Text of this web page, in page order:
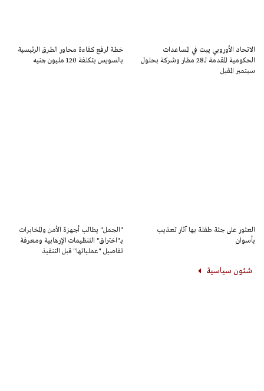
الاتحاد الأوروبي يبت في المساعدات
الحكومية المقدمة لــ28 مطار وشركة بحلول
سبتمبر المقبل
خطة لرفع كفاءة محاور الطرق الرئيسية
بالسويس بتكلفة 120 مليون جنيه
العثور على جثة طفلة بها آثار تعذيب
بأسوان
"الجمل" يطالب أجهزة الأمن والمخابرات
بـ"اختراق" التنظيمات الإرهابية ومعرفة
تفاصيل "عملياتها" قبل التنفيذ
شئون سياسية